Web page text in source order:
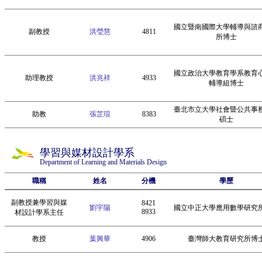
副教授 洪瑩慧 4811
國立暨南國際大學輔導與諮
所博士
助理教授 洪兆祥 4933
國立政治大學教育學系教育
輔導組博士
助教 張芷瑄 8383
臺北市立大學社會暨公共事
碩士
學習與媒材設計學系
Department of Learning and Materials Design
職稱 姓名 分機 學歷
副教授兼學習與媒
材設計學系主任
劉宇陽
8421
8933
國立中正大學應用數學研究
教授 葉興華 4906 臺灣師大教育研究所博